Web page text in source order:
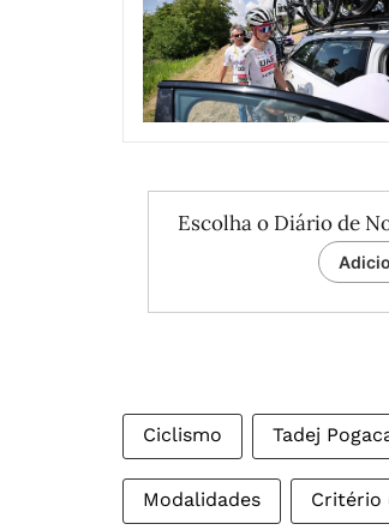
Escolha o Diário de
Ciclismo Tadej
Modalidades Critério